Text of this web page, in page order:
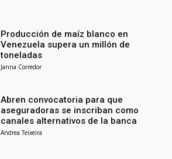
Producción de maíz blanco en
Venezuela supera un millón de
toneladas
Janna Corredor
Abren convocatoria para que
aseguradoras se inscriban como
canales alternativos de la banca
Andrea Teixeira